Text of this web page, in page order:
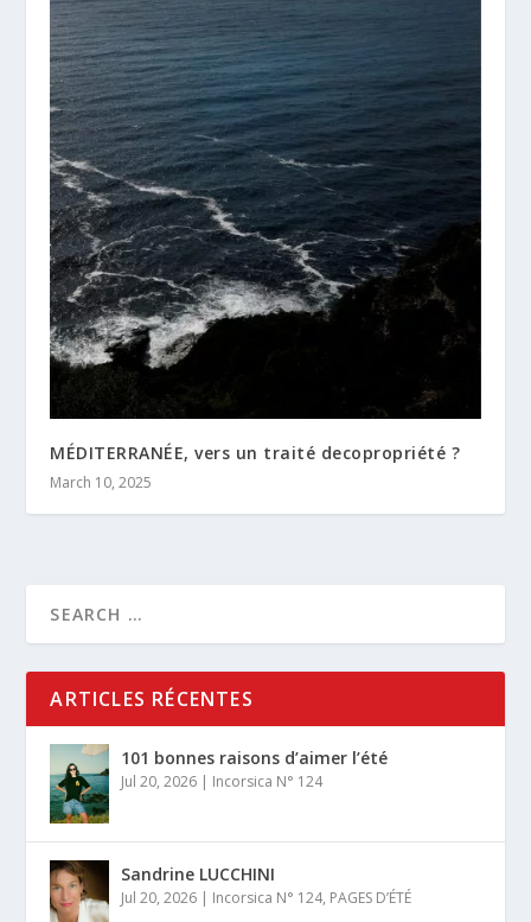
MÉDITERRANÉE, vers un traité decopropriété ?
March 10, 2025
ARTICLES RÉCENTES
101 bonnes raisons d’aimer l’été
Jul 20, 2026 | Incorsica N° 124
Sandrine LUCCHINI
Jul 20, 2026 | Incorsica N° 124, PAGES D’ÉTÉ